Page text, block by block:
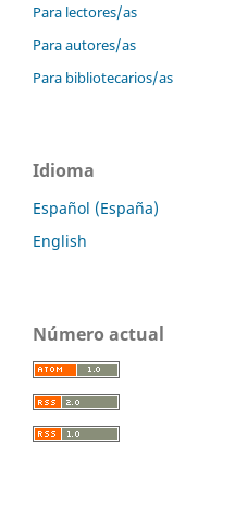
Para lectores/as
Para autores/as
Para bibliotecarios/as
Idioma
Español (España)
English
Número actual